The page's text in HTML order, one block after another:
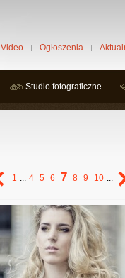
Video Ogłoszenia
Studio fotograficzne
1 ... 4 5 6 7 8 9 10 ...